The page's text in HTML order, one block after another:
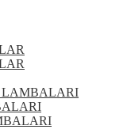
LAMBALARI